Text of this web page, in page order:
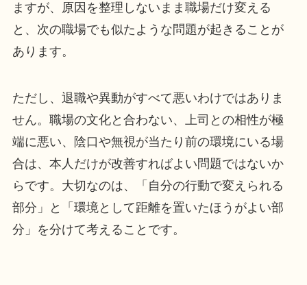
ますが、原因を整理しないまま職場だけ変える
と、次の職場でも似たような問題が起きることが
あります。
ただし、退職や異動がすべて悪いわけではありま
せん。職場の文化と合わない、上司との相性が極
端に悪い、陰口や無視が当たり前の環境にいる場
合は、本人だけが改善すればよい問題ではないか
らです。大切なのは、「自分の行動で変えられる
部分」と「環境として距離を置いたほうがよい部
分」を分けて考えることです。